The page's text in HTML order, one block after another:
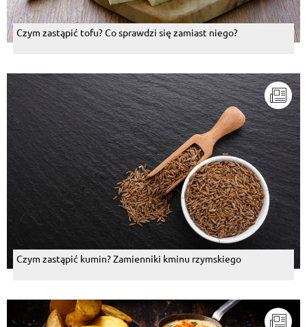
Czym zastąpić tofu? Co sprawdzi się zamiast niego?
Czym zastąpić kumin? Zamienniki kminu rzymskiego